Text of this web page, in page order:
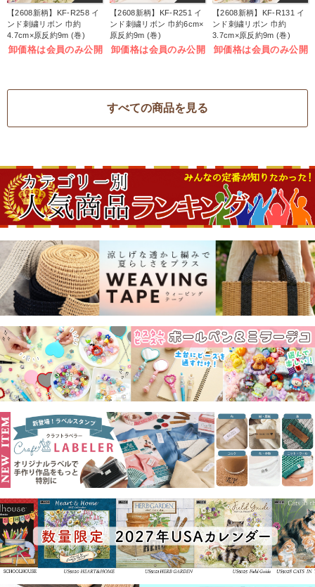
【2608新柄】KF-R258 イ
ンド刺繍リボン 巾約
4.7cm×原反約9m (巻)
卸価格は会員のみ公開
【2608新柄】KF-R251 イ
ンド刺繍リボン 巾約6cm×
原反約9m (巻)
卸価格は会員のみ公開
【2608新柄】KF-R131 イ
ンド刺繍リボン 巾約
3.7cm×原反約9m (巻)
卸価格は会員のみ公開
すべての商品を見る